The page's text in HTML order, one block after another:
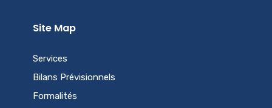
Site Map
Services
Bilans Prévisionnels
Formalités